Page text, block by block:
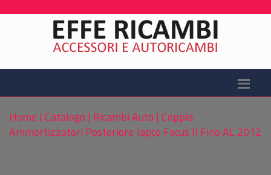
Home | Catalogo | Ricambi Auto | Coppia
Ammortizzatori Posteriore Japco Focus II Fino AL 2012